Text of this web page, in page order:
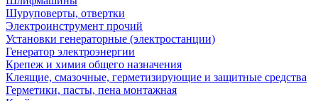
Шуруповерты, отвертки
Электроинструмент прочий
Установки генераторные (электростанции)
Генератор электроэнергии
Крепеж и химия общего назначения
Клеящие, смазочные, герметизирующие и защитные средства
Герметики, пасты, пена монтажная